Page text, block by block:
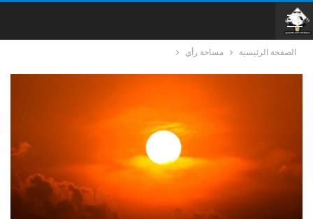
الصفحة الرئيسية مساحة رأي